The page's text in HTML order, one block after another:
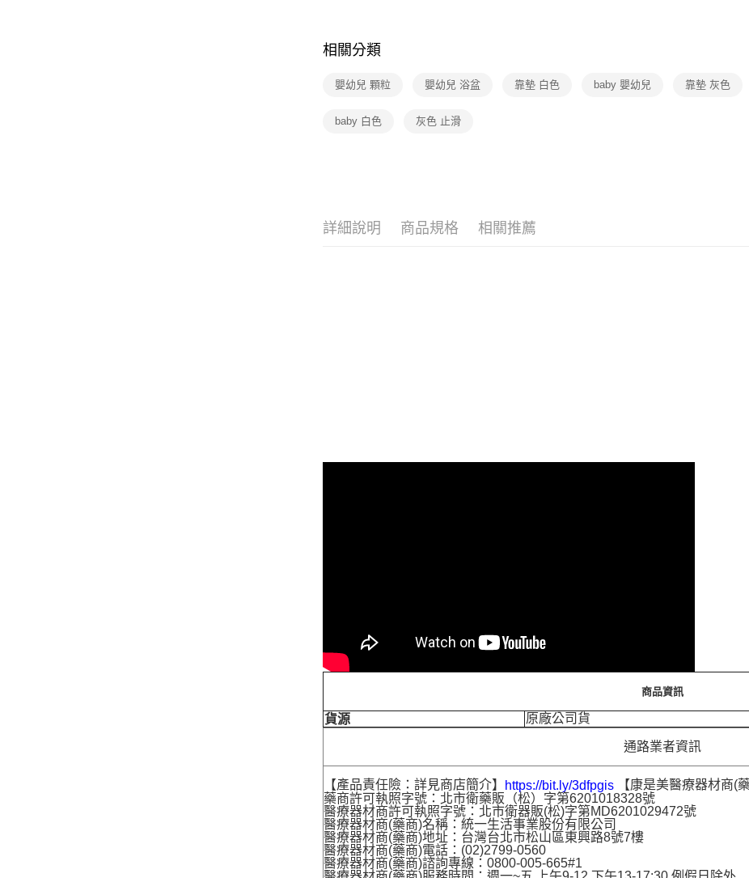
相關分類
嬰幼兒 顆粒 嬰幼兒 浴盆 靠墊 白色 baby 嬰幼兒 靠墊 灰色
baby 白色 灰色 止滑
詳細說明 商品規格 相關推薦
商品資訊
貨源 原廠公司貨
通路業者資訊
【產品責任險：詳見商店簡介】 https://bit.ly/3dfpgis 【康是美醫療器材商(
藥商許可執照字號：北市衛藥販（松）字第6201018328號
醫療器材商許可執照字號：北市衛器販(松)字第MD6201029472號
醫療器材商(藥商)名稱：統一生活事業股份有限公司
醫療器材商(藥商)地址：台灣台北市松山區東興路8號7樓
醫療器材商(藥商)電話：(02)2799-0560
醫療器材商(藥商)諮詢專線：0800-005-665#1